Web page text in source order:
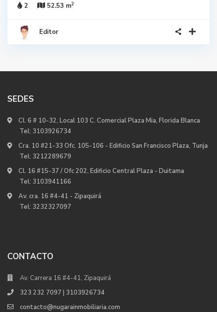
2
52.53 m2
Editor
SEDES
Cl. 6 # 10-32, Local 103 C. Comercial Plaza Mia, Florida Blanca
Tel: 3103926734
Cra. 10 #21-33 Ofc. 105-106 - Edificio San Francisco Plaza, Tunja
Tel: 3212289679
Cl. 16 #15-37 / Ofc 202, Edificio Central Plaza - Duitama
Tel: 3103941166
Av. cra. 16 #4-41 - Zipaquirá
Tel: 3232327097
CONTACTO
Av. Carrera 16 #4-41, Zipaquirá
323 232 7097 | 3103926734
contacto@nugarainmobiliaria.com